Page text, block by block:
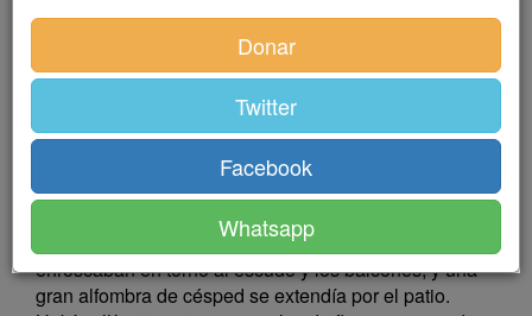
A una milla de distancia de la capital había una
antigua residencia señorial rodeada de gruesos
muros, con torres y hastiales.
Vivía allí, aunque sólo en verano, una familia rica y de
la alta nobleza. De todos los dominios que poseía,
esta finca era la mejor y más hermosa. Por fuera
parecía como acabada de construir, y por dentro todo
era cómodo y agradable. Sobre la puerta estaba
esculpido el blasón de la familia. Magníficas rocas se
enroscaban en torno al escudo y los balcones, y una
gran alfombra de césped se extendía por el patio.
Donar
Twitter
Facebook
Whatsapp